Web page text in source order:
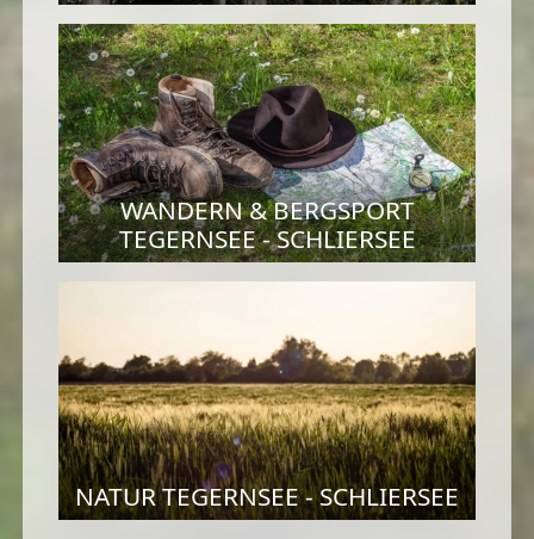
WANDERN & BERGSPORT
TEGERNSEE - SCHLIERSEE
NATUR TEGERNSEE - SCHLIERSEE